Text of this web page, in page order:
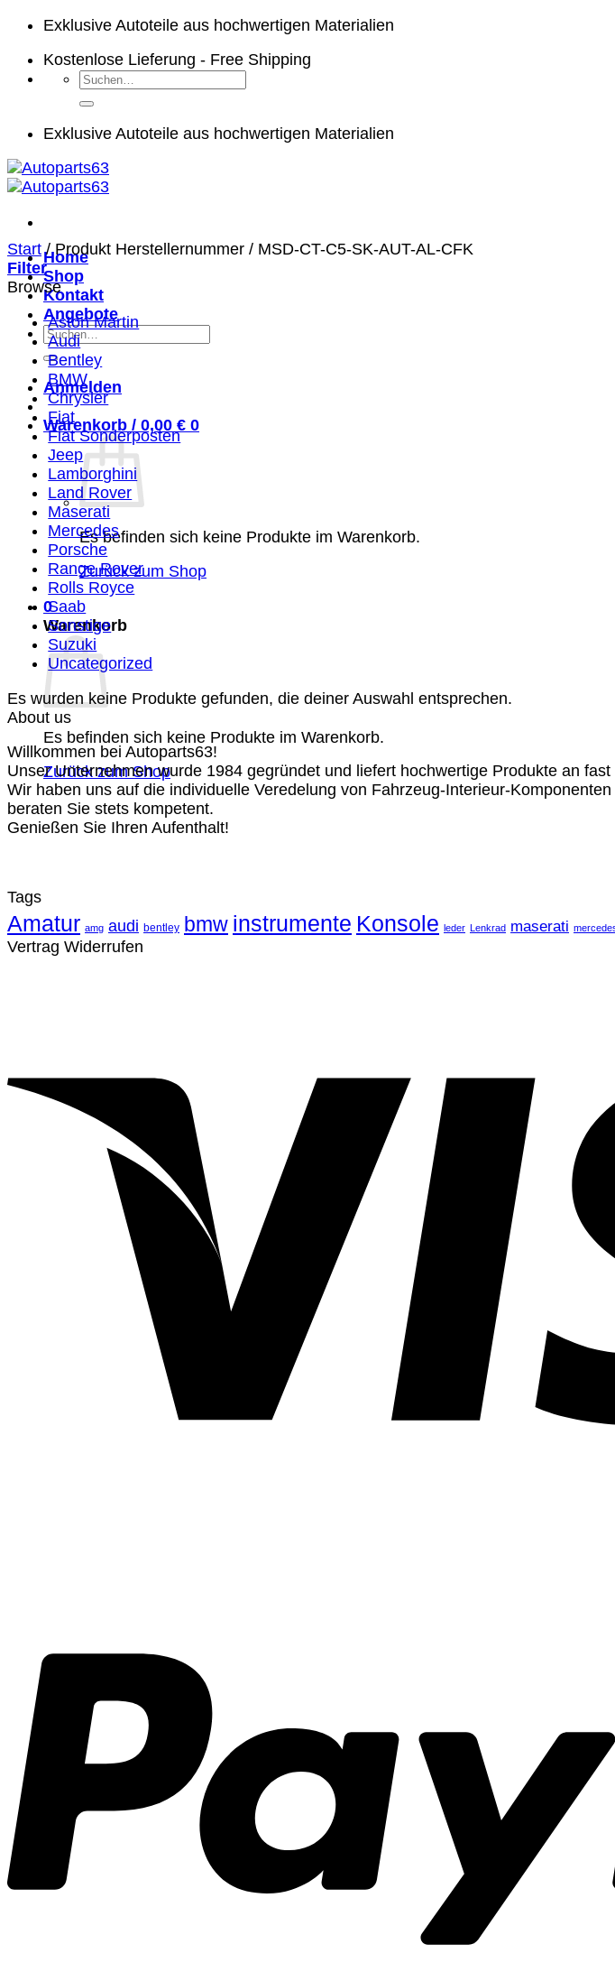
Zum
springen
Exklusive Autoteile aus hochwertigen Materialien
Kostenlose Lieferung - Free Shipping
Suchen
nach:
Exklusive Autoteile aus hochwertigen Materialien
Home
Shop
Kontakt
Angebote
Suchen
nach:
Anmelden
Warenkorb / 0,00 € 0
Es befinden sich keine Produkte im Warenkorb.
Zurück zum Shop
0
Warenkorb
Es befinden sich keine Produkte im Warenkorb.
Zurück zum Shop
Start /Produkt Herstellernummer / MSD-CT-C5-SK-AUT-AL-CFK
Filter
Browse
Aston Martin
Audi
Bentley
BMW
Chrysler
Fiat
Fiat Sonderposten
Jeep
Lamborghini
Land Rover
Maserati
Mercedes
Porsche
Range Rover
Rolls Royce
Saab
Sonstige
Suzuki
Uncategorized
Es wurden keine Produkte gefunden, die deiner Auswahl entsprechen.
About us
Willkommen bei Autoparts63!
Unser Unternehmen wurde 1984 gegründet und liefert hochwertige Produkte an
Wir haben uns auf die individuelle Veredelung von Fahrzeug-Interieur-
beraten Sie stets kompetent.
Genießen Sie Ihren Aufenthalt!
Tags
Amatur amg audi bentley bmw instrumente Konsole leder Lenkrad maserati
Vertrag Widerrufen